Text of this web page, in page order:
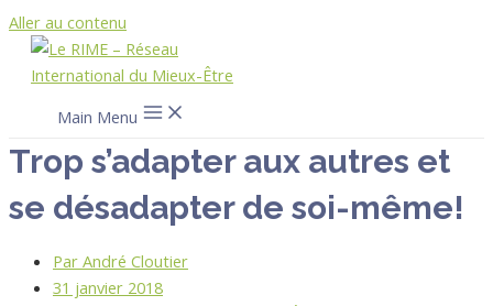
Aller au contenu
Main Menu
Trop s’adapter aux autres et
se désadapter de soi-même!
Par André Cloutier
31 janvier 2018